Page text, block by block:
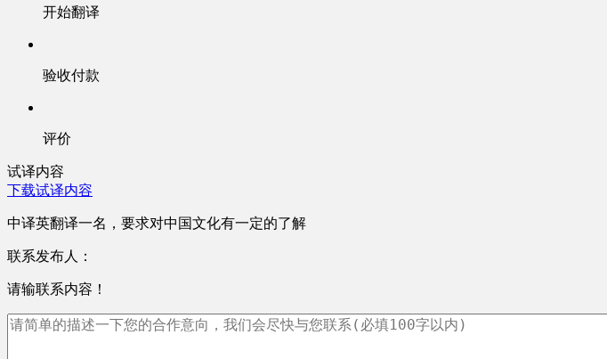
开始翻译
验收付款
评价
试译内容
下载试译内容
中译英翻译一名，要求对中国文化有一定的了解
联系发布人：
请输联系内容！